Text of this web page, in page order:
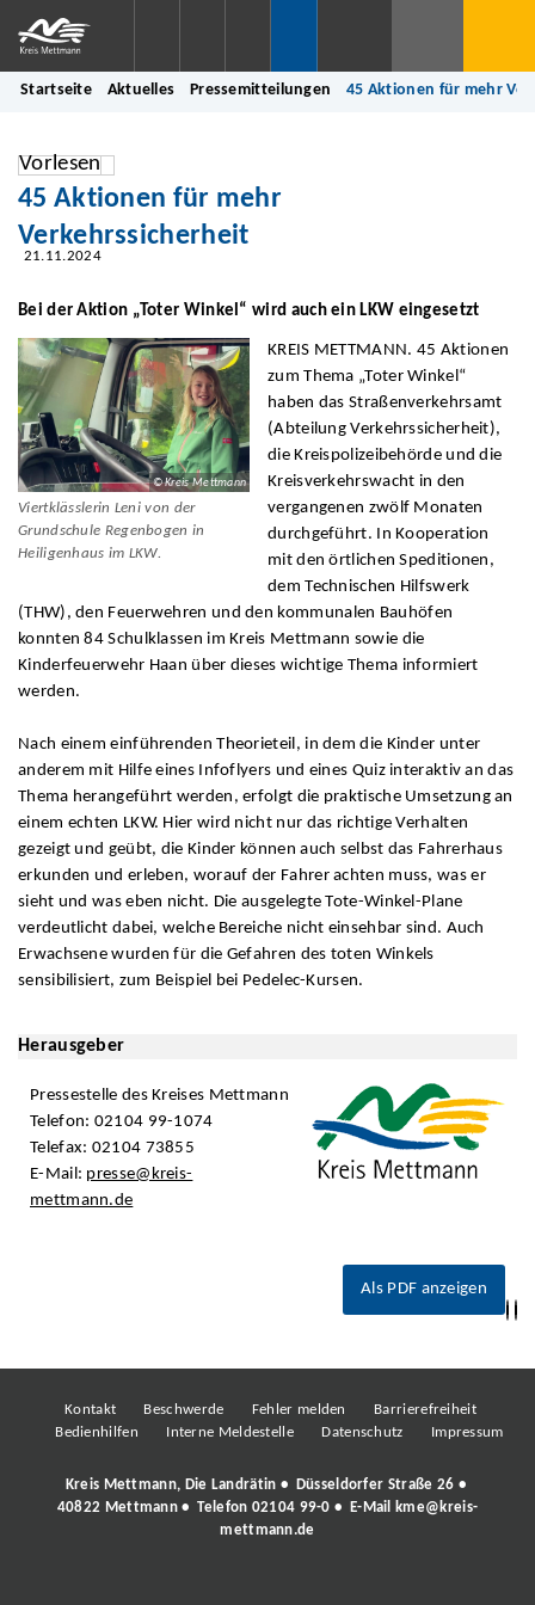
Startseite Aktuelles Pressemitteilungen 45 Aktionen für mehr
Vorlesen
45 Aktionen für mehr
Verkehrssicherheit
21.11.2024
Bei der Aktion „Toter Winkel“ wird auch ein LKW eingesetzt
© Kreis Mettmann
Viertklässlerin Leni von der
Grundschule Regenbogen in
Heiligenhaus im LKW.
KREIS METTMANN. 45 Aktionen
zum Thema „Toter Winkel“
haben das Straßenverkehrsamt
(Abteilung Verkehrssicherheit),
die Kreispolizeibehörde und die
Kreisverkehrswacht in den
vergangenen zwölf Monaten
durchgeführt. In Kooperation
mit den örtlichen Speditionen,
dem Technischen Hilfswerk
(THW), den Feuerwehren und den kommunalen Bauhöfen
konnten 84 Schulklassen im Kreis Mettmann sowie die
Kinderfeuerwehr Haan über dieses wichtige Thema informiert
werden.
Nach einem einführenden Theorieteil, in dem die Kinder unter
anderem mit Hilfe eines Infoflyers und eines Quiz interaktiv an das
Thema herangeführt werden, erfolgt die praktische Umsetzung an
einem echten LKW. Hier wird nicht nur das richtige Verhalten
gezeigt und geübt, die Kinder können auch selbst das Fahrerhaus
erkunden und erleben, worauf der Fahrer achten muss, was er
sieht und was eben nicht. Die ausgelegte Tote-Winkel-Plane
verdeutlicht dabei, welche Bereiche nicht einsehbar sind. Auch
Erwachsene wurden für die Gefahren des toten Winkels
sensibilisiert, zum Beispiel bei Pedelec-Kursen.
Herausgeber
Pressestelle des Kreises Mettmann
Telefon: 02104 99-1074
Telefax: 02104 73855
E-Mail: presse@kreis-
mettmann.de
Als PDF anzeigen
Kontakt Beschwerde Fehler melden
Barrierefreiheit
Bedienhilfen
Interne Meldestelle Datenschutz Impressum
Kreis Mettmann, Die Landrätin • Düsseldorfer Straße 26 •
40822 Mettmann • Telefon 02104 99-0 • E-Mail
kme@kreis-
mettmann.de